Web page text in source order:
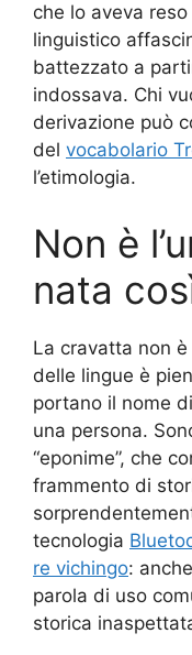
che lo aveva
linguistico
battezzato a
indossava. Chi
derivazione può
del vocabolario
l’etimologia.
Non è
nata
La cravatta non
delle lingue è
portano il nome
una persona.
“eponime”, che
frammento di
tecnologia
re vichingo:
parola di uso
storica